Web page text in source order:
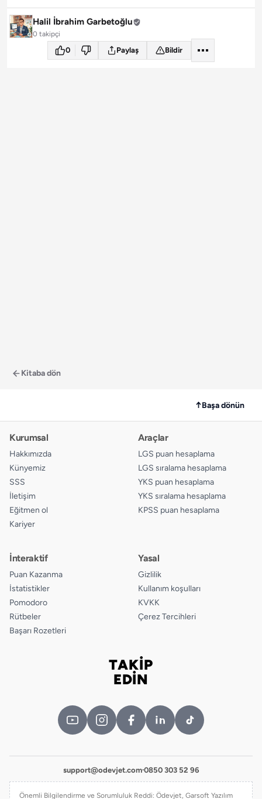
Halil İbrahim Garbetoğlu
0 takipçi
0 Paylaş Bildir
Kitaba dön
↑Başa dönün
Kurumsal
Hakkımızda
Künyemiz
SSS
İletişim
Eğitmen ol
Kariyer
Araçlar
LGS puan hesaplama
LGS sıralama hesaplama
YKS puan hesaplama
YKS sıralama hesaplama
KPSS puan hesaplama
İnteraktif
Puan Kazanma
İstatistikler
Pomodoro
Rütbeler
Başarı Rozetleri
Yasal
Gizlilik
Kullanım koşulları
KVKK
Çerez Tercihleri
TAKİP
EDİN
support@odevjet.com·0850 303 52 96
Önemli Bilgilendirme ve Sorumluluk Reddi: Ödevjet, Garsoft Yazılım